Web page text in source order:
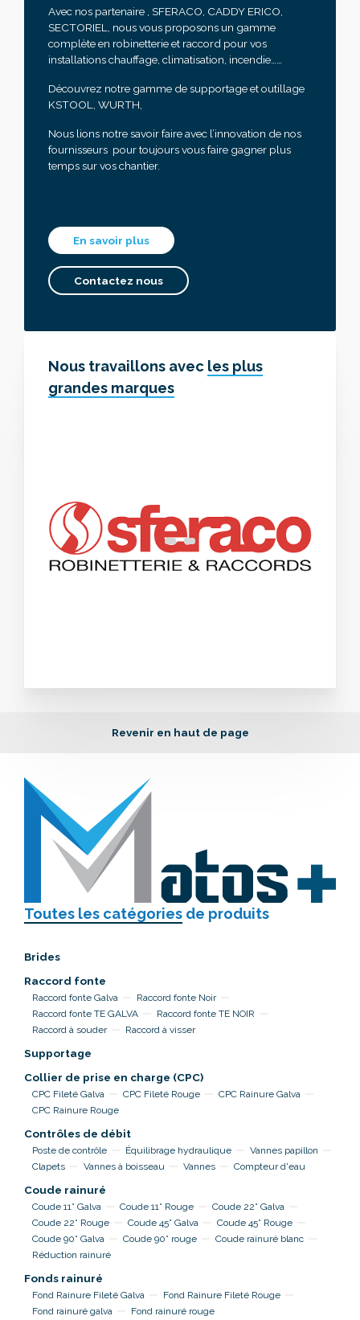
Avec nos partenaire , SFERACO, CADDY ERICO,
SECTORIEL, nous vous proposons un gamme
complète en robinetterie et raccord pour vos
installations chauffage, climatisation, incendie……
Découvrez notre gamme de supportage et outillage
KSTOOL, WURTH,
Nous lions notre savoir faire avec l’innovation de nos
fournisseurs pour toujours vous faire gagner plus
temps sur vos chantier.
En savoir plus
Contactez nous
Nous travaillons avec les plus
grandes marques
Revenir en haut de page
Toutes les catégories de produits
Brides
Raccord fonte
Raccord fonte Galva
Raccord fonte Noir
Raccord fonte TE GALVA
Raccord fonte TE NOIR
Raccord à souder
Raccord à visser
Supportage
Collier de prise en charge (CPC)
CPC Fileté Galva CPC Fileté Rouge
CPC Rainure Galva
CPC Rainure Rouge
Contrôles de débit
Poste de contrôle Équilibrage hydraulique
Vannes papillon
Clapets
Vannes à boisseau Vannes Compteur d'eau
Coude rainuré
Coude 11° Galva Coude 11° Rouge
Coude 22° Galva
Coude 22° Rouge
Coude 45° Galva
Coude 45° Rouge
Coude 90° Galva
Coude 90° rouge
Coude rainuré blanc
Réduction rainuré
Fonds rainuré
Fond Rainure Fileté Galva
Fond Rainure Fileté Rouge
Fond rainuré galva
Fond rainuré rouge